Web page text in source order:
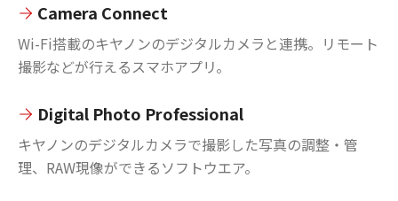
Camera Connect
Wi-Fi搭載のキヤノンのデジタルカメラと連携。リモート
撮影などが行えるスマホアプリ。
Digital Photo Professional
キヤノンのデジタルカメラで撮影した写真の調整・管
理、RAW現像ができるソフトウエア。